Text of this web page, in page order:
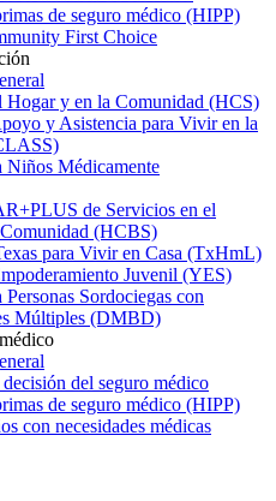
de seguro médico (HIPP)
First Choice
Hogar y en la Comunidad (HCS)
y Asistencia para Vivir en la
Niños Médicamente
de Servicios en el
(HCBS)
para Vivir en Casa (TxHmL)
Juvenil (YES)
Personas Sordociegas con
Múltiples (DMBD)
del seguro médico
de seguro médico (HIPP)
con necesidades médicas